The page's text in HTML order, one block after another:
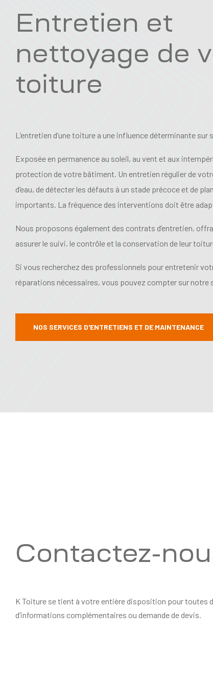
Entretien et
nettoyage de
toiture
L’entretien d’une toiture a une influence déterminante sur
Exposée en permanence au soleil, au vent et aux
protection de votre bâtiment. Un entretien régulier de
d’eau, de détecter les défauts à un stade précoce et de
importants. La fréquence des interventions doit être
Nous proposons également des contrats d’entretien,
assurer le suivi, le contrôle et la conservation de leur
Si vous recherchez des professionnels pour entretenir
réparations nécessaires, vous pouvez compter sur notre
NOS SERVICES D'ENTRETIENS ET DE MAINTENANCE
Contactez-
K Toiture se tient à votre entière disposition pour toutes
d’informations complémentaires ou demande de devis.